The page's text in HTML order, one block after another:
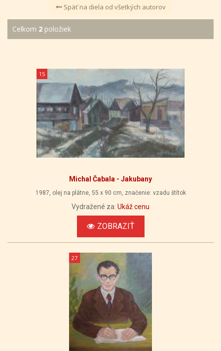
Späť na diela od všetkých autorov
Celkom 2 položiek
15
Michal Čabala - Jakubany
1987, olej na plátne, 55 x 90 cm, značenie: vzadu štítok
Vydražené za: Ukáž cenu
ZOBRAZIŤ
27